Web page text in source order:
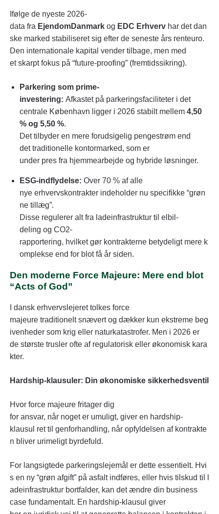
Ifølge de nyeste 2026-
data fra EjendomDanmark og EDC Erhverv har det dan
ske marked stabiliseret sig efter de seneste års renteuro.
Den internationale kapital vender tilbage, men med
et skarpt fokus på “future-proofing” (fremtidssikring).
Parkering som prime-
investering: Afkastet på parkeringsfaciliteter i det
centrale København ligger i 2026 stabilt mellem 4,50
% og 5,50 %.
Det tilbyder en mere forudsigelig pengestrøm end
det traditionelle kontormarked, som er
under pres fra hjemmearbejde og hybride løsninger.
ESG-indflydelse: Over 70 % af alle
nye erhvervskontrakter indeholder nu specifikke “grøn
ne tillæg”.
Disse regulerer alt fra ladeinfrastruktur til elbil-
deling og CO2-
rapportering, hvilket gør kontrakterne betydeligt mere k
omplekse end for blot få år siden.
Den moderne Force Majeure: Mere end blot
“Acts of God”
I dansk erhvervslejeret tolkes force
majeure traditionelt snævert og dækker kun ekstreme beg
ivenheder som krig eller naturkatastrofer. Men i 2026 er
de største trusler ofte af regulatorisk eller økonomisk kara
kter.
Hardship-klausuler: Din økonomiske sikkerhedsventil
Hvor force majeure fritager dig
for ansvar, når noget er umuligt, giver en hardship-
klausul ret til genforhandling, når opfyldelsen af kontrakte
n bliver urimeligt byrdefuld.
For langsigtede parkeringslejemål er dette essentielt. Hvi
s en ny “grøn afgift” på asfalt indføres, eller hvis tilskud til l
adeinfrastruktur bortfalder, kan det ændre din business
case fundamentalt. En hardship-klausul giver